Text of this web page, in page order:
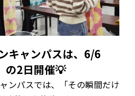
キャンパスは、6/6
の2日開催💡
ンパスでは、「その瞬間だけ